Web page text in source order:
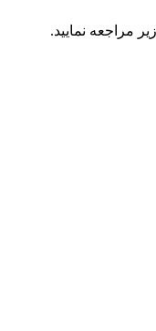
مراجعه نمایید.